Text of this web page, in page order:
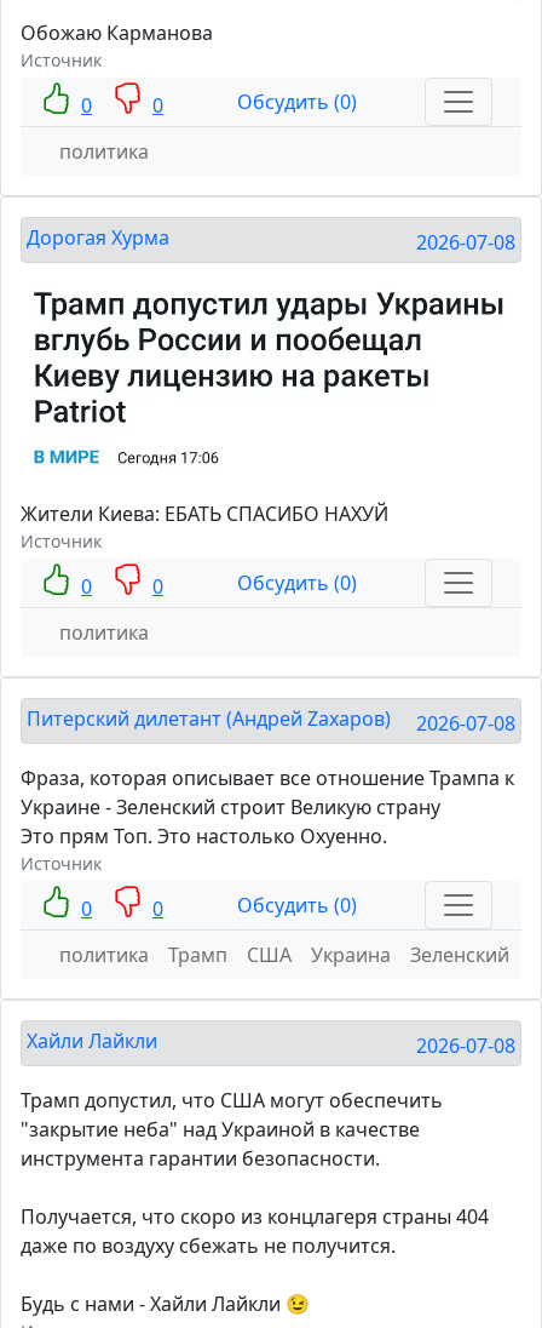
Обожаю Карманова
Источник
0 0
Обсудить (0)
политика
Дорогая Хурма 2026-07-08
Жители Киева: ЕБАТЬ СПАСИБО НАХУЙ
Источник
0 0
Обсудить (0)
политика
Питерский дилетант (Андрей Zахаров) 2026-07-08
Фраза, которая описывает все отношение Трампа к
Украине - Зеленский строит Великую страну
Это прям Топ. Это настолько Охуенно.
Источник
0 0
Обсудить (0)
политика
Трамп США Украина Зеленский
Хайли Лайкли 2026-07-08
Трамп допустил, что США могут обеспечить
"закрытие неба" над Украиной в качестве
инструмента гарантии безопасности.
Получается, что скоро из концлагеря страны 404
даже по воздуху сбежать не получится.
Будь с нами - Хайли Лайкли 😉